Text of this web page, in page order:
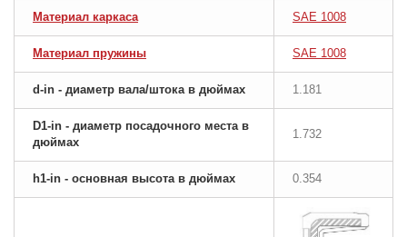
Материал каркаса SAE 1008
Материал пружины SAE 1008
d-in - диаметр вала/штока в дюймах 1.181
D1-in - диаметр посадочного места в
дюймах
1.732
h1-in - основная высота в дюймах 0.354